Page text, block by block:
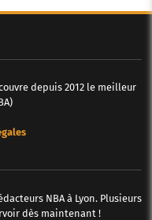
depuis 2012 le meilleur
NBA à Lyon. Plusieurs
dès maintenant !